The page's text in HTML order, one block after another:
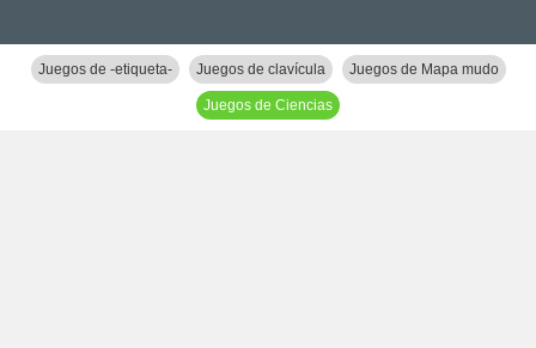
Juegos de -etiqueta- Juegos de clavícula Juegos de Mapa mudo
Juegos de Ciencias